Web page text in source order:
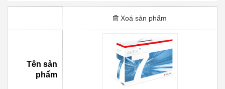
Xoá sản phẩm
Tên sản
phẩm